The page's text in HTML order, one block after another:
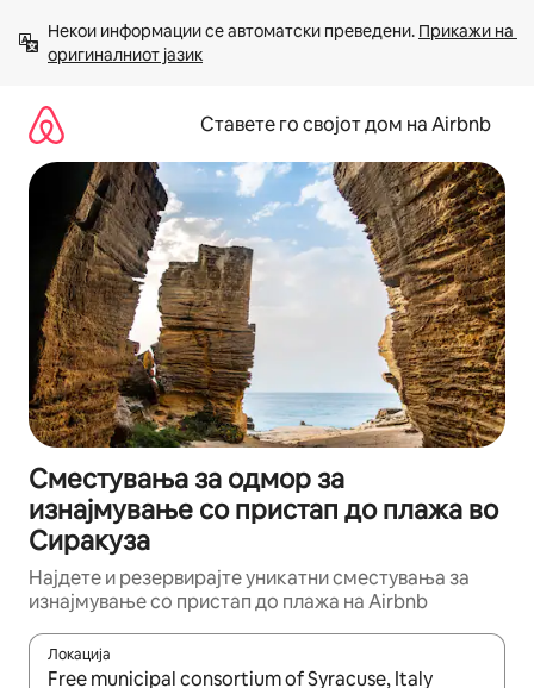
содржина
Некои информации се автоматски преведени. Прикажи на
оригиналниот јазик
Ставете го својот дом на Airbnb
Сместувања за одмор за
изнајмување со пристап до плажа во
Сиракуза
Најдете и резервирајте уникатни сместувања за
изнајмување со пристап до плажа на Airbnb
Локација
Кога резултатите се достапни, движете се со копчињата